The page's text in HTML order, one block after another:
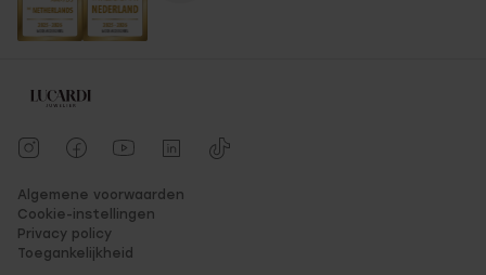
Algemene voorwaarden
Cookie-instellingen
Privacy policy
Toegankelijkheid